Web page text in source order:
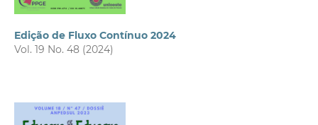
Edição de Fluxo Contínuo 2024
Vol. 19 No. 48 (2024)